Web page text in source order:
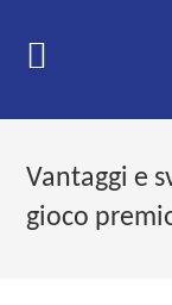
content
Vantaggi e
gioco